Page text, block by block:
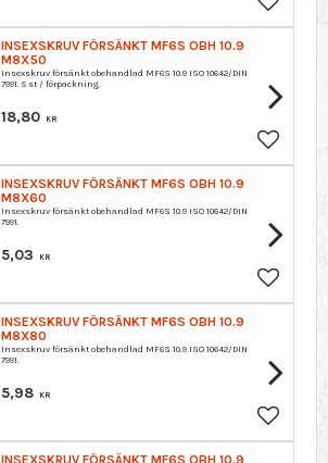
Lagre
INSEXSKRUV FÖRSÄNKT MF6S OBH 10.9
M8X50
Insexskruv försänkt obehandlad MF6S 10.9 ISO 10642/DIN
7991. 5 st / förpackning.
18,80 KR
Lagre
INSEXSKRUV FÖRSÄNKT MF6S OBH 10.9
M8X60
Insexskruv försänkt obehandlad MF6S 10.9 ISO 10642/DIN
7991.
5,03 KR
Lagre
INSEXSKRUV FÖRSÄNKT MF6S OBH 10.9
M8X80
Insexskruv försänkt obehandlad MF6S 10.9 ISO 10642/DIN
7991.
5,98 KR
Lagre
INSEXSKRUV FÖRSÄNKT MF6S OBH 10.9